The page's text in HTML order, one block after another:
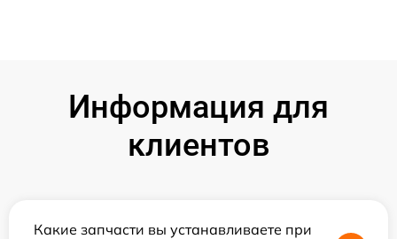
Информация для
клиентов
Какие запчасти вы устанавливаете при